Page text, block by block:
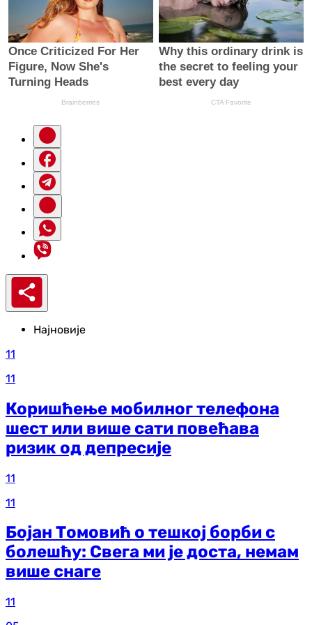
Најновије
11
11
Коришћење мобилног телефона
шест или више сати повећава
ризик од депресије
11
11
Бојан Томовић о тешкој борби с
болешћу: Свега ми је доста, немам
више снаге
11